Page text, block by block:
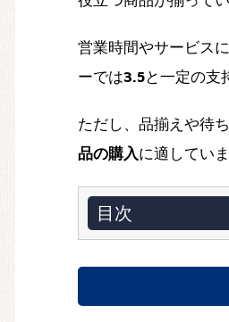
営業時間やサービス
ーでは3.5と一定の支
ただし、品揃えや待
品の購入に適していま
目次